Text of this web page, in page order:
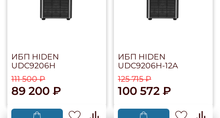
ИБП HIDEN
UDC9206H
111 500 ₽
89 200 ₽
ИБП HIDEN
UDC9206H-12A
125 715 ₽
100 572 ₽